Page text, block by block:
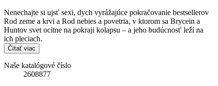
Nenechajte si ujsť sexi, dych vyrážajúce pokračovanie bestsellerov
Rod zeme a krvi a Rod nebies a povetria, v ktorom sa Brycein a
Huntov svet ocitne na pokraji kolapsu – a jeho budúcnosť leží na
ich pleciach.
Čítať viac
Naše katalógové číslo
2608877